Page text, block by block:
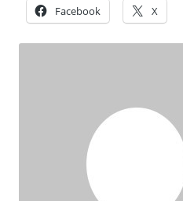
Facebook X